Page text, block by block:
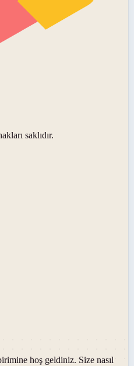
saklıdır.
hoş geldiniz. Size nasıl